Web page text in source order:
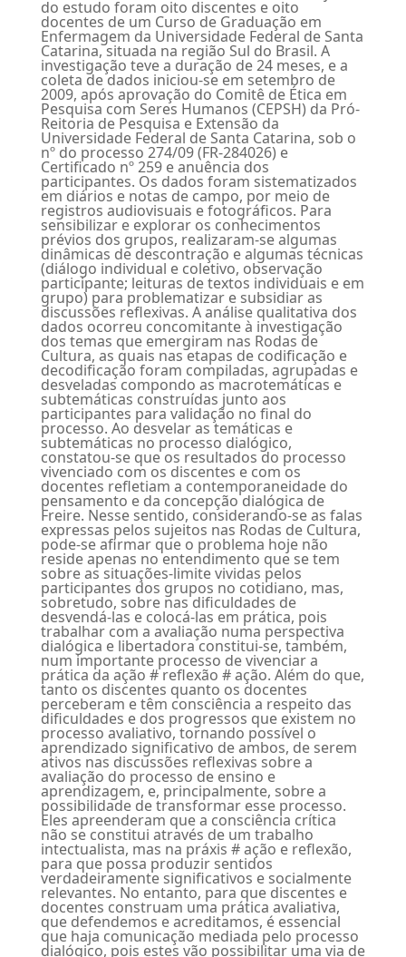
do estudo foram oito discentes e oito
docentes de um Curso de Graduação em
Enfermagem da Universidade Federal de Santa
Catarina, situada na região Sul do Brasil. A
investigação teve a duração de 24 meses, e a
coleta de dados iniciou-se em setembro de
2009, após aprovação do Comitê de Ética em
Pesquisa com Seres Humanos (CEPSH) da Pró-
Reitoria de Pesquisa e Extensão da
Universidade Federal de Santa Catarina, sob o
nº do processo 274/09 (FR-284026) e
Certificado nº 259 e anuência dos
participantes. Os dados foram sistematizados
em diários e notas de campo, por meio de
registros audiovisuais e fotográficos. Para
sensibilizar e explorar os conhecimentos
prévios dos grupos, realizaram-se algumas
dinâmicas de descontração e algumas técnicas
(diálogo individual e coletivo, observação
participante; leituras de textos individuais e em
grupo) para problematizar e subsidiar as
discussões reflexivas. A análise qualitativa dos
dados ocorreu concomitante à investigação
dos temas que emergiram nas Rodas de
Cultura, as quais nas etapas de codificação e
decodificação foram compiladas, agrupadas e
desveladas compondo as macrotemáticas e
subtemáticas construídas junto aos
participantes para validação no final do
processo. Ao desvelar as temáticas e
subtemáticas no processo dialógico,
constatou-se que os resultados do processo
vivenciado com os discentes e com os
docentes refletiam a contemporaneidade do
pensamento e da concepção dialógica de
Freire. Nesse sentido, considerando-se as falas
expressas pelos sujeitos nas Rodas de Cultura,
pode-se afirmar que o problema hoje não
reside apenas no entendimento que se tem
sobre as situações-limite vividas pelos
participantes dos grupos no cotidiano, mas,
sobretudo, sobre nas dificuldades de
desvendá-las e colocá-las em prática, pois
trabalhar com a avaliação numa perspectiva
dialógica e libertadora constitui-se, também,
num importante processo de vivenciar a
prática da ação # reflexão # ação. Além do que,
tanto os discentes quanto os docentes
perceberam e têm consciência a respeito das
dificuldades e dos progressos que existem no
processo avaliativo, tornando possível o
aprendizado significativo de ambos, de serem
ativos nas discussões reflexivas sobre a
avaliação do processo de ensino e
aprendizagem, e, principalmente, sobre a
possibilidade de transformar esse processo.
Eles apreenderam que a consciência crítica
não se constitui através de um trabalho
intectualista, mas na práxis # ação e reflexão,
para que possa produzir sentidos
verdadeiramente significativos e socialmente
relevantes. No entanto, para que discentes e
docentes construam uma prática avaliativa,
que defendemos e acreditamos, é essencial
que haja comunicação mediada pelo processo
dialógico, pois estes vão possibilitar uma via de